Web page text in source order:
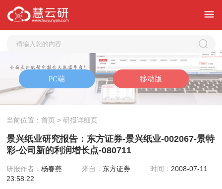
当前位置：首页 > 研报详细页
景兴纸业研究报告：东方证券-景兴纸业-002067-景特
彩-公司新的利润增长点-080711
研报作者：杨春燕 来自： 东方证券 时间： 2008-07-11
23:58:22